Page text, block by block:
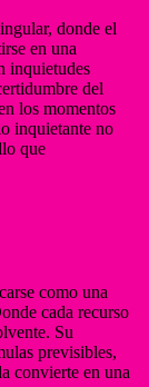
donde el
en una
inquietudes
del
los momentos
inquietante no
que
como una
cada recurso
Su
previsibles,
convierte en una